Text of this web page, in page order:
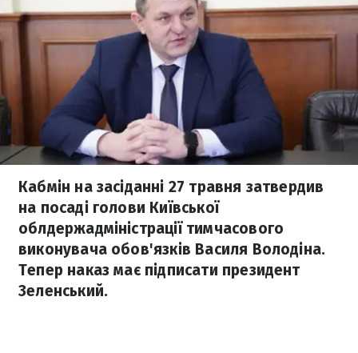
Кабмін на засіданні 27 травня затвердив
на посаді голови Київської
облдержадміністрації тимчасового
виконувача обов'язків Василя Володіна.
Тепер наказ має підписати президент
Зеленський.